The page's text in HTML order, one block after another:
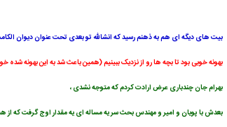
بیت های دیگه ای هم به ذهنم رسید که انشالله تو بعدی تحت عنوان دیوان
بهونه خوبی بود تا بچه ها رو از نزدیک ببینیم (همین باعث شد به این بهونه شده
بهرام جان چندباری عرض ارادت کردم که متوجه نشدی ،
بعدش با پویان و امیر و مهندس بحث سر یه مساله ای یه مقدار اوج گرفت که از